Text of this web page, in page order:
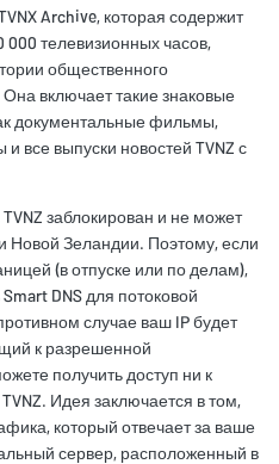
Archive, которая содержит
телевизионных часов,
общественного
включает такие знаковые
документальные фильмы,
все выпуски новостей TVNZ с
заблокирован и не может
Новой Зеландии. Поэтому, если
(в отпуске или по делам),
DNS для потоковой
случае ваш IP будет
к разрешенной
получить доступ ни к
Идея заключается в том,
который отвечает за ваше
сервер, расположенный в